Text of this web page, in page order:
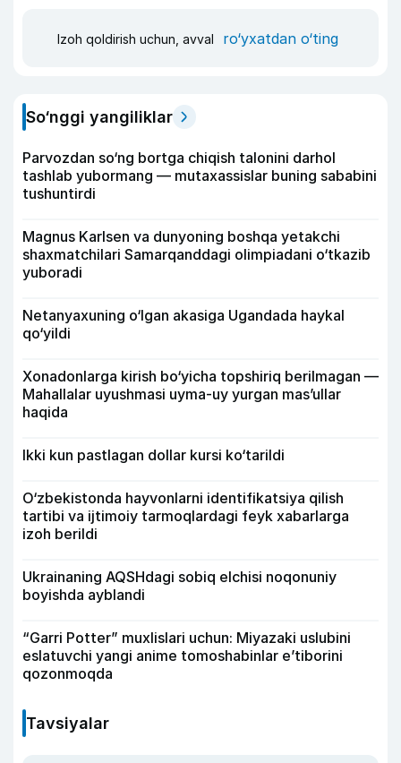
Izoh qoldirish uchun, avval ro‘yxatdan o‘ting
So‘nggi yangiliklar
Parvozdan so‘ng bortga chiqish talonini darhol
tashlab yubormang — mutaxassislar buning sababini
tushuntirdi
Magnus Karlsen va dunyoning boshqa yetakchi
shaxmatchilari Samarqanddagi olimpiadani o‘tkazib
yuboradi
Netanyaxuning o‘lgan akasiga Ugandada haykal
qo‘yildi
Xonadonlarga kirish bo‘yicha topshiriq berilmagan —
Mahallalar uyushmasi uyma-uy yurgan mas’ullar
haqida
Ikki kun pastlagan dollar kursi ko‘tarildi
O‘zbekistonda hayvonlarni identifikatsiya qilish
tartibi va ijtimoiy tarmoqlardagi feyk xabarlarga
izoh berildi
Ukrainaning AQSHdagi sobiq elchisi noqonuniy
boyishda ayblandi
“Garri Potter” muxlislari uchun: Miyazaki uslubini
eslatuvchi yangi anime tomoshabinlar e’tiborini
qozonmoqda
Tavsiyalar